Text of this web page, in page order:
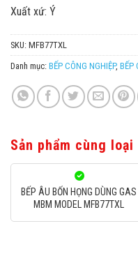
Xuất xứ: Ý
SKU: MFB77TXL
Danh mục: BẾP CÔNG NGHIỆP, BẾP
Sản phẩm cùng loại
BẾP ÂU BỐN HỌNG DÙNG GAS
MBM MODEL MFB77TXL